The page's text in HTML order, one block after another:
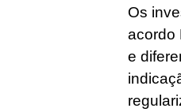
Os
acordo
e